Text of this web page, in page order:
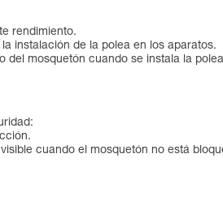
rendimiento.
instalación de la polea en los aparatos.
del mosquetón cuando se instala la
cuando el mosquetón no está